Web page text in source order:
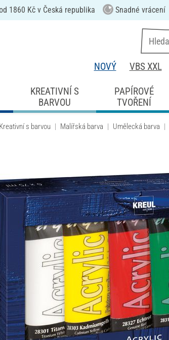
1860 Kč v Česká republika Snadné vrácení
NOVÝ VBS XXL
KREATIVNÍ S
BARVOU
PAPÍROVÉ
TVOŘENÍ
Kreativní s barvou Malířská barva Umělecká barva